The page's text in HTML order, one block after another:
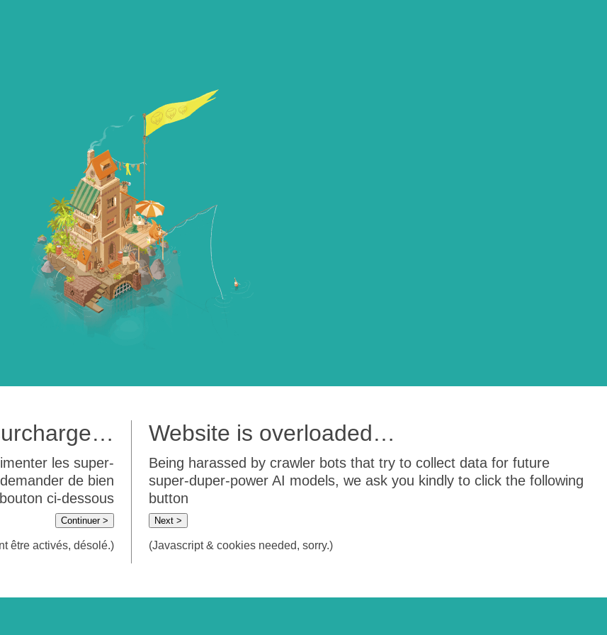
les super-
de bien
ci-dessous
Continuer >
être activés, désolé.)
Website is overloaded…
Being harassed by crawler bots that try to collect data for future
super-duper-power AI models, we ask you kindly to click the following
button
Next >
(Javascript & cookies needed, sorry.)